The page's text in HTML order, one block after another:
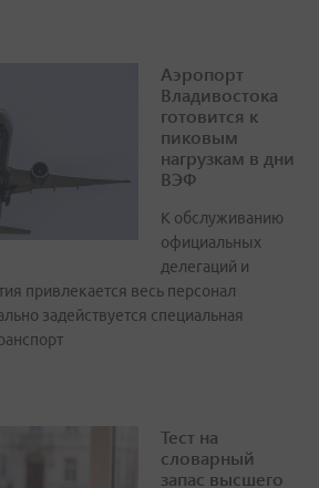
Аэропорт
Владивостока
готовится к
пиковым
нагрузкам в дни
ВЭФ
К обслуживанию
официальных
делегаций и
привлекается весь персонал
задействуется специальная
Тест на
словарный
запас высшего